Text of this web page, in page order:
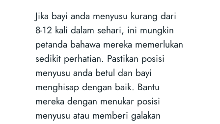
Jika bayi anda menyusu kurang dari
8-12 kali dalam sehari, ini mungkin
petanda bahawa mereka memerlukan
sedikit perhatian. Pastikan posisi
menyusu anda betul dan bayi
menghisap dengan baik. Bantu
mereka dengan menukar posisi
menyusu atau memberi galakan